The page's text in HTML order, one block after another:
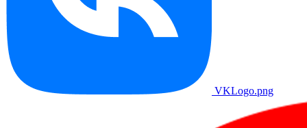
VKLogo.png